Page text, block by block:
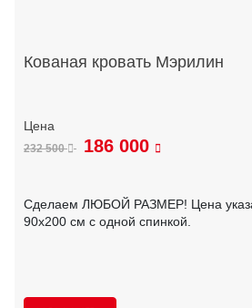
Кованая кровать Мэрилин
232 500 186 000
Сделаем ЛЮБОЙ РАЗМЕР! Цена
90х200 см с одной спинкой.